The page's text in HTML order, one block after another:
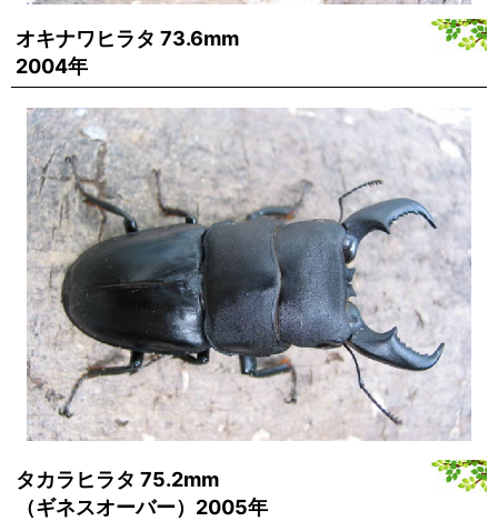
オキナワヒラタ 73.6mm
2004年
タカラヒラタ 75.2mm
（ギネスオーバー）2005年